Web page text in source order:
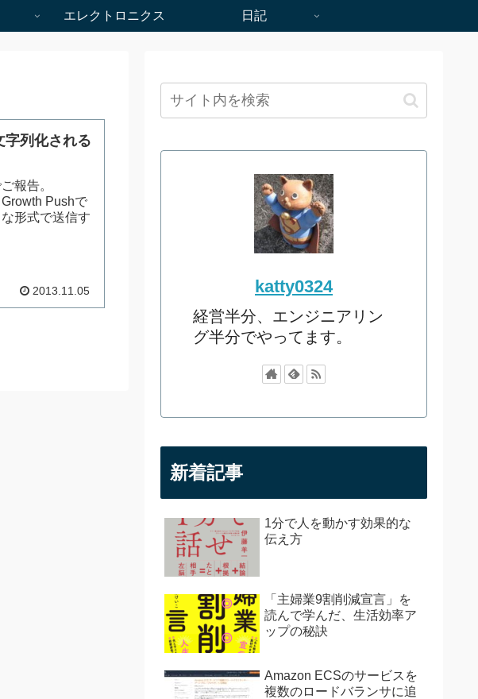
エレクトロニクス 日記
字列化される
報告。
Pushで
形式で送信す
2013.11.05 katty0324
経営半分、エンジニアリン
グ半分でやってます。
新着記事
1分で人を動かす効果的な
伝え方
「主婦業9割削減宣言」を
読んで学んだ、生活効率ア
ップの秘訣
Amazon ECSのサービスを
複数のロードバランサに追